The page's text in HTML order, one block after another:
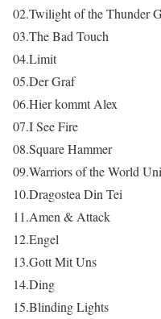
02.Twilight of the Thunder
03.The Bad Touch
04.Limit
05.Der Graf
06.Hier kommt Alex
07.I See Fire
08.Square Hammer
09.Warriors of the World
10.Dragostea Din Tei
11.Amen & Attack
12.Engel
13.Gott Mit Uns
14.Ding
15.Blinding Lights